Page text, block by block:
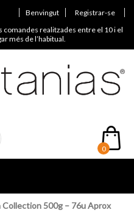
Benvingut Registrar-se
comandes realitzades entre el 10 i el
més de l’habitual.
0
Collection 500g – 76u Aprox